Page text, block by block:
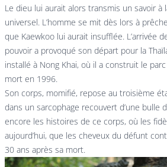
Le dieu lui aurait alors transmis un savoir à
universel. L’homme se mit dès lors à
que Kaewkoo lui aurait insufflée. L’arrivée
pouvoir a provoqué son départ pour la
installé à Nong Khai, où il a construit le parc
mort en 1996.
Son corps, momifié, repose au troisième
dans un sarcophage recouvert d’une bulle
encore les histoires de ce corps, où les
aujourd’hui, que les cheveux du défunt
30 ans après sa mort.